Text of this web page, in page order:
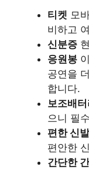
티켓 모
비하고
신분증
응원봉
공연을
합니다.
보조배터
으니 필
편한 신발
편안한
간단한